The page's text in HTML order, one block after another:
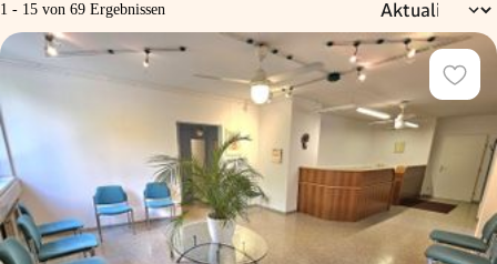
1 - 15 von 69 Ergebnissen